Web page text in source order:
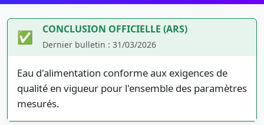
✅ CONCLUSION OFFICIELLE (ARS)
Dernier bulletin : 31/03/2026
Eau d'alimentation conforme aux exigences de
qualité en vigueur pour l'ensemble des paramètres
mesurés.